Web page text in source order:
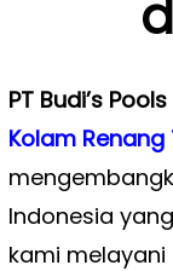
PT Budi’s Pools
Kolam
Indonesia
kami melayani